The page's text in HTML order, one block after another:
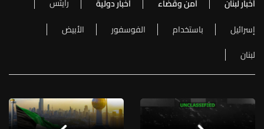
أخبار لبنان أمن وقضاء أخبار دولية
إسرائيل
باستخدام الفوسفور
الأبيض
لبنان